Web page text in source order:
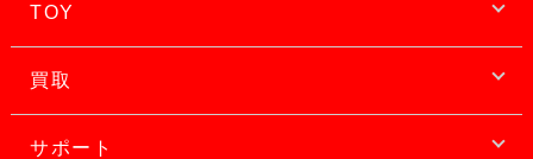
TOY
買取
サポート